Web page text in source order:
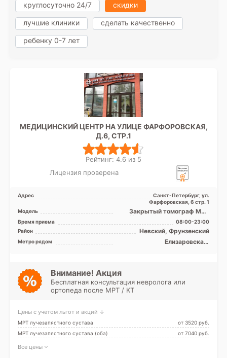
круглосуточно 24/7 скидки
лучшие клиники сделать качественно
ребенку 0-7 лет
МЕДИЦИНСКИЙ ЦЕНТР НА УЛИЦЕ ФАРФОРОВСКАЯ,
Д.6, СТР.1
Рейтинг: 4.6 из 5
Лицензия проверена
Адрес
Санкт-Петербург, ул.
Фарфоровская, 6 стр. 1
Модель
Закрытый томограф МРТ
Philips Achieva 1,5 Тесла, КТ
Philips Brilliance ...
Время приема
08:00-23:00
Район
Невский, Фрунзенский
Метро рядом
Елизаровская,
Внимание! Акция
Бесплатная консультация невролога или
ортопеда после МРТ / КТ
Цены с учетом льгот и акций ↓
МРТ лучезапястного сустава
от 3520 pуб.
МРТ лучезапястного сустава (оба)
от 7040 pуб.
Все цены